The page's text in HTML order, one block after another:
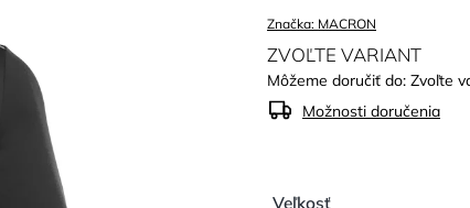
Značka: MACRON
Veľkosť
ZVOĽTE VARIANT
Môžeme doručiť do: Zvoľte
Možnosti doručenia